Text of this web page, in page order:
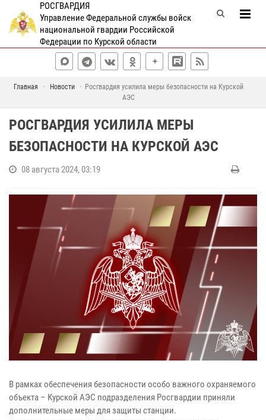
РОСГВАРДИЯ
Управление Федеральной службы войск
национальной гвардии Российской
Федерации по Курской области
Главная Новости
Росгвардия усилила меры безопасности на Курской
АЭС
РОСГВАРДИЯ УСИЛИЛА МЕРЫ
БЕЗОПАСНОСТИ НА КУРСКОЙ АЭС
08 августа 2024, 03:19
В рамках обеспечения безопасности особо важного охраняемого
объекта – Курской АЭС подразделения Росгвардии приняли
дополнительные меры для защиты станции.